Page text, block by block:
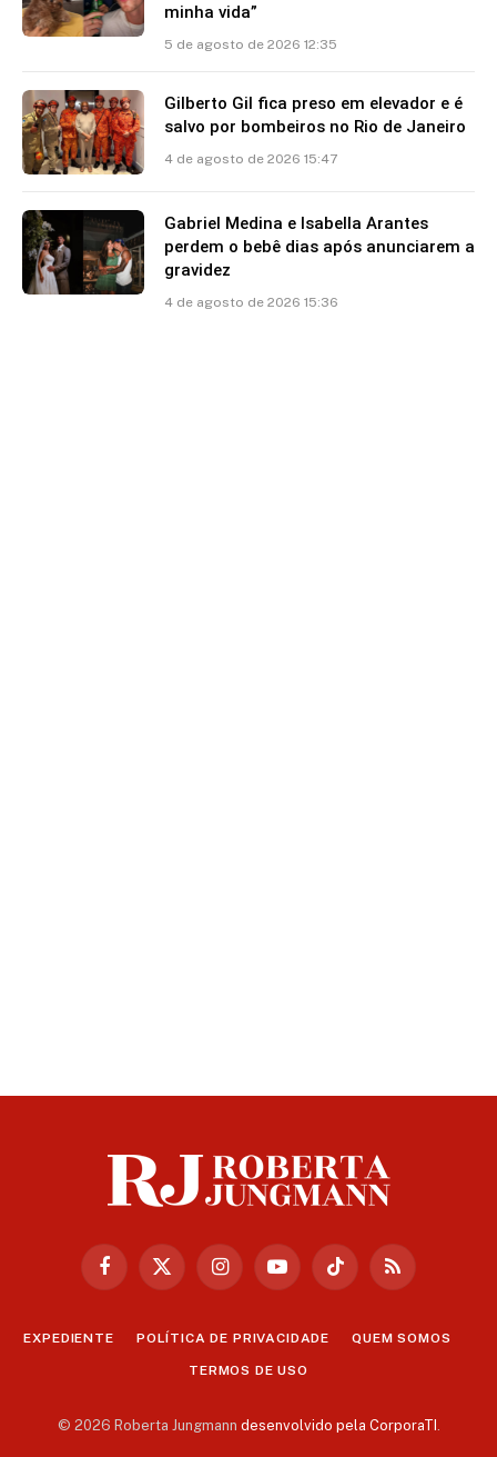
minha vida”
5 de agosto de 2026 12:35
Gilberto Gil fica preso em elevador e é
salvo por bombeiros no Rio de Janeiro
4 de agosto de 2026 15:47
Gabriel Medina e Isabella Arantes
perdem o bebê dias após anunciarem a
gravidez
4 de agosto de 2026 15:36
Facebook
X
InstagramYouTubeTikTok RSS
EXPEDIENTE POLÍTICA DE PRIVACIDADE QUEM SOMOS
TERMOS DE USO
© 2026 Roberta Jungmann desenvolvido pela CorporaTI